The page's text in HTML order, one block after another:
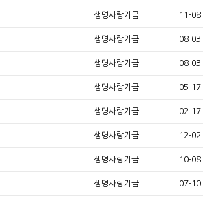
생명사랑기금 11-08
생명사랑기금 08-03
생명사랑기금 08-03
생명사랑기금 05-17
생명사랑기금 02-17
생명사랑기금 12-02
생명사랑기금 10-08
생명사랑기금 07-10